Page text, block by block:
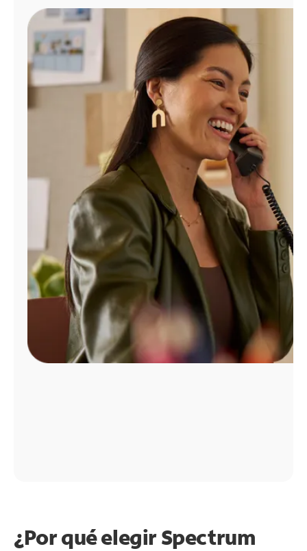
Administrar
cuenta
Encuentra
tienda
¿Por qué elegir Spectrum